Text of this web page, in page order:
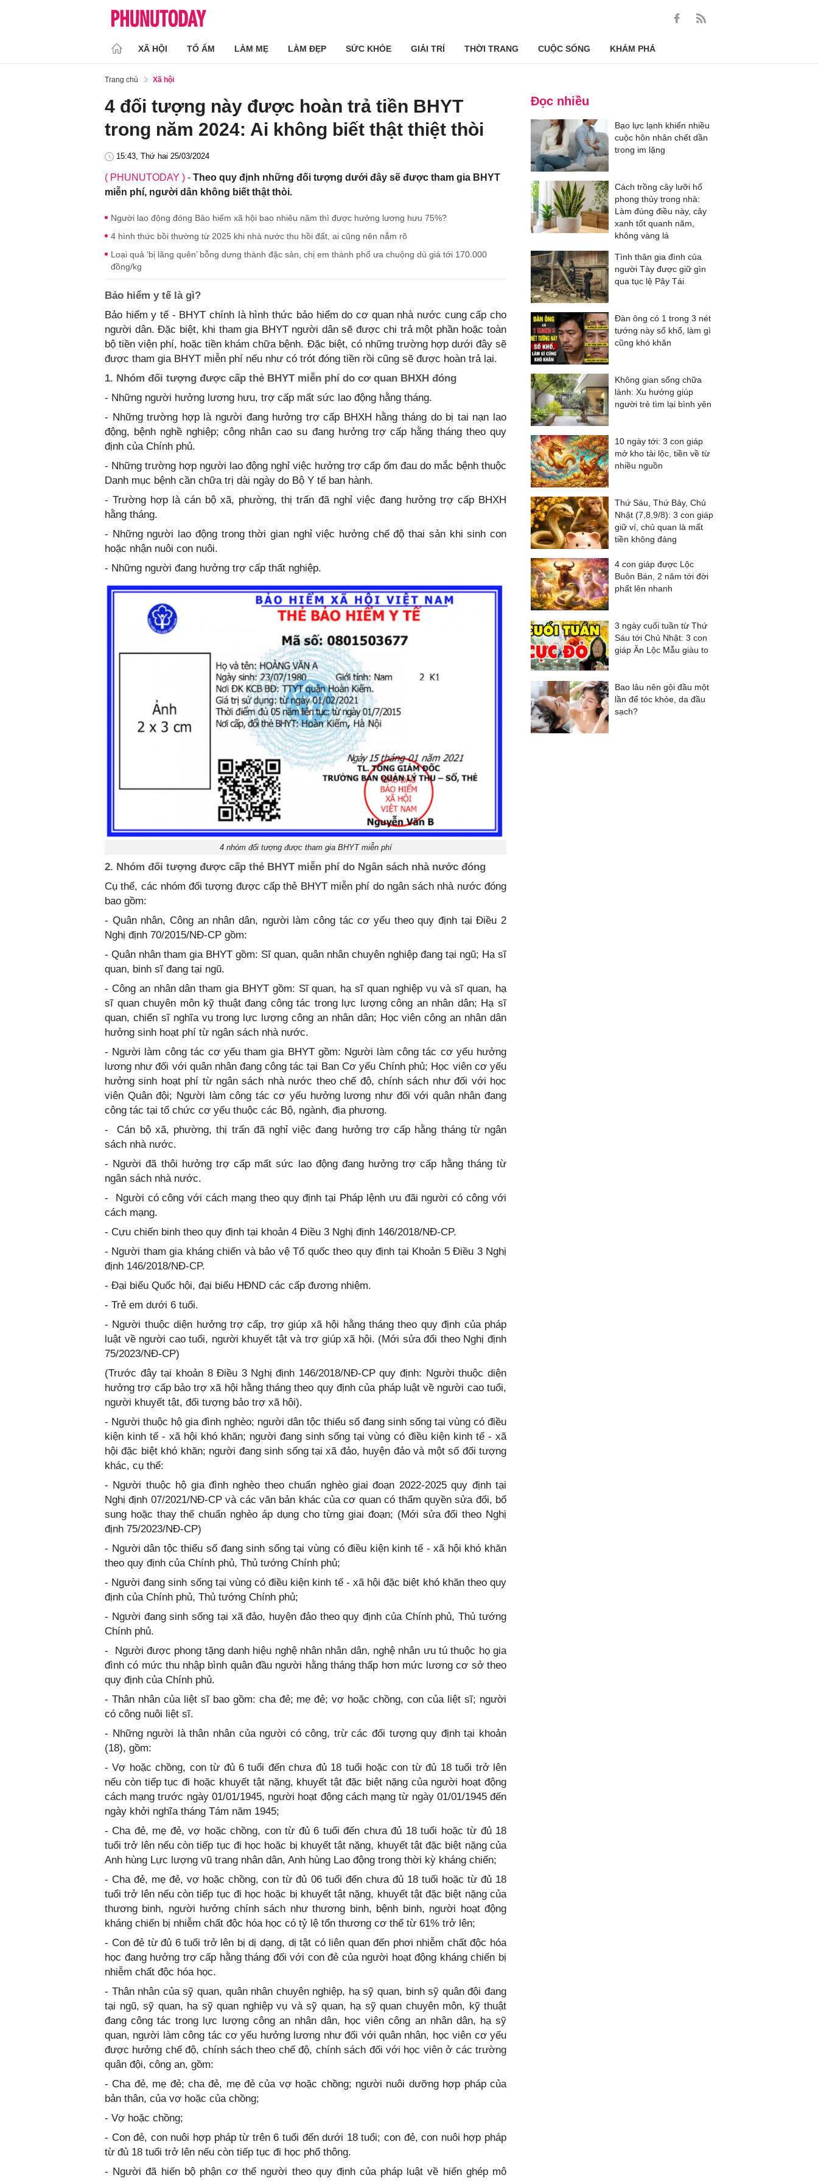
XÃ HỘI TỔ ẤM LÀM MẸ LÀM ĐẸP SỨC KHỎE GIẢI TRÍ THỜI TRANG CUỘC SỐNG KHÁM PHÁ
Trang chủ Xã hội
4 đối tượng này được hoàn trả tiền BHYT
trong năm 2024: Ai không biết thật thiệt thòi
15:43, Thứ hai 25/03/2024
( PHUNUTODAY ) - Theo quy định những đối tượng dưới đây sẽ được tham gia BHYT
miễn phí, người dân không biết thật thòi.
Người lao động đóng Bảo hiểm xã hội bao nhiêu năm thì được hưởng lương hưu 75%?
4 hình thức bồi thường từ 2025 khi nhà nước thu hồi đất, ai cũng nên nắm rõ
Loại quả ‘bị lãng quên’ bỗng dưng thành đặc sản, chị em thành phố ưa chuộng dù giá tới 170.000
đồng/kg
Bảo hiểm y tế là gì?
Bảo hiểm y tế - BHYT chính là hình thức bảo hiểm do cơ quan nhà nước cung cấp cho
người dân. Đặc biệt, khi tham gia BHYT người dân sẽ được chi trả một phần hoặc toàn
bộ tiền viện phí, hoặc tiền khám chữa bệnh. Đặc biệt, có những trường hợp dưới đây sẽ
được tham gia BHYT miễn phí nếu như có trót đóng tiền rồi cũng sẽ được hoàn trả lại.
1. Nhóm đối tượng được cấp thẻ BHYT miễn phí do cơ quan BHXH đóng
- Những người hưởng lương hưu, trợ cấp mất sức lao động hằng tháng.
- Những trường hợp là người đang hưởng trợ cấp BHXH hằng tháng do bị tai nạn lao
động, bệnh nghề nghiệp; công nhân cao su đang hưởng trợ cấp hằng tháng theo quy
định của Chính phủ.
- Những trường hợp người lao động nghỉ việc hưởng trợ cấp ốm đau do mắc bệnh thuộc
Danh mục bệnh cần chữa trị dài ngày do Bộ Y tế ban hành.
- Trường hợp là cán bộ xã, phường, thị trấn đã nghỉ việc đang hưởng trợ cấp BHXH
hằng tháng.
- Những người lao động trong thời gian nghỉ việc hưởng chế độ thai sản khi sinh con
hoặc nhận nuôi con nuôi.
- Những người đang hưởng trợ cấp thất nghiệp.
4 nhóm đối tượng được tham gia BHYT miễn phí
2. Nhóm đối tượng được cấp thẻ BHYT miễn phí do Ngân sách nhà nước đóng
Cụ thể, các nhóm đối tượng được cấp thẻ BHYT miễn phí do ngân sách nhà nước đóng
bao gồm:
- Quân nhân, Công an nhân dân, người làm công tác cơ yếu theo quy định tại Điều 2
Nghị định 70/2015/NĐ-CP gồm:
- Quân nhân tham gia BHYT gồm: Sĩ quan, quân nhân chuyên nghiệp đang tại ngũ; Hạ sĩ
quan, binh sĩ đang tại ngũ.
- Công an nhân dân tham gia BHYT gồm: Sĩ quan, hạ sĩ quan nghiệp vụ và sĩ quan, hạ
sĩ quan chuyên môn kỹ thuật đang công tác trong lực lượng công an nhân dân; Hạ sĩ
quan, chiến sĩ nghĩa vụ trong lực lượng công an nhân dân; Học viên công an nhân dân
hưởng sinh hoạt phí từ ngân sách nhà nước.
- Người làm công tác cơ yếu tham gia BHYT gồm: Người làm công tác cơ yếu hưởng
lương như đối với quân nhân đang công tác tại Ban Cơ yếu Chính phủ; Học viên cơ yếu
hưởng sinh hoạt phí từ ngân sách nhà nước theo chế độ, chính sách như đối với học
viên Quân đội; Người làm công tác cơ yếu hưởng lương như đối với quân nhân đang
công tác tại tổ chức cơ yếu thuộc các Bộ, ngành, địa phương.
- Cán bộ xã, phường, thị trấn đã nghỉ việc đang hưởng trợ cấp hằng tháng từ ngân
sách nhà nước.
- Người đã thôi hưởng trợ cấp mất sức lao động đang hưởng trợ cấp hằng tháng từ
ngân sách nhà nước.
- Người có công với cách mạng theo quy định tại Pháp lệnh ưu đãi người có công với
cách mạng.
- Cựu chiến binh theo quy định tại khoản 4 Điều 3 Nghị định 146/2018/NĐ-CP.
- Người tham gia kháng chiến và bảo vệ Tổ quốc theo quy định tại Khoản 5 Điều 3 Nghị
định 146/2018/NĐ-CP.
- Đại biểu Quốc hội, đại biểu HĐND các cấp đương nhiệm.
- Trẻ em dưới 6 tuổi.
- Người thuộc diện hưởng trợ cấp, trợ giúp xã hội hằng tháng theo quy định của pháp
luật về người cao tuổi, người khuyết tật và trợ giúp xã hội. (Mới sửa đổi theo Nghị định
75/2023/NĐ-CP)
(Trước đây tại khoản 8 Điều 3 Nghị định 146/2018/NĐ-CP quy định: Người thuộc diện
hưởng trợ cấp bảo trợ xã hội hằng tháng theo quy định của pháp luật về người cao tuổi,
người khuyết tật, đối tượng bảo trợ xã hội).
- Người thuộc hộ gia đình nghèo; người dân tộc thiểu số đang sinh sống tại vùng có điều
kiện kinh tế - xã hội khó khăn; người đang sinh sống tại vùng có điều kiện kinh tế - xã
hội đặc biệt khó khăn; người đang sinh sống tại xã đảo, huyện đảo và một số đối tượng
khác, cụ thể:
- Người thuộc hộ gia đình nghèo theo chuẩn nghèo giai đoạn 2022-2025 quy định tại
Nghị định 07/2021/NĐ-CP và các văn bản khác của cơ quan có thẩm quyền sửa đổi, bổ
sung hoặc thay thế chuẩn nghèo áp dụng cho từng giai đoạn; (Mới sửa đổi theo Nghị
định 75/2023/NĐ-CP)
- Người dân tộc thiểu số đang sinh sống tại vùng có điều kiện kinh tế - xã hội khó khăn
theo quy định của Chính phủ, Thủ tướng Chính phủ;
- Người đang sinh sống tại vùng có điều kiện kinh tế - xã hội đặc biệt khó khăn theo quy
định của Chính phủ, Thủ tướng Chính phủ;
- Người đang sinh sống tại xã đảo, huyện đảo theo quy định của Chính phủ, Thủ tướng
Chính phủ.
- Người được phong tặng danh hiệu nghệ nhân nhân dân, nghệ nhân ưu tú thuộc họ gia
đình có mức thu nhập bình quân đầu người hằng tháng thấp hơn mức lương cơ sở theo
quy định của Chính phủ.
- Thân nhân của liệt sĩ bao gồm: cha đẻ; mẹ đẻ; vợ hoặc chồng, con của liệt sĩ; người
có công nuôi liệt sĩ.
- Những người là thân nhân của người có công, trừ các đối tượng quy định tại khoản
(18), gồm:
- Vợ hoặc chồng, con từ đủ 6 tuổi đến chưa đủ 18 tuổi hoặc con từ đủ 18 tuổi trở lên
nếu còn tiếp tục đi hoặc khuyết tật nặng, khuyết tật đặc biệt nặng của người hoạt động
cách mạng trước ngày 01/01/1945, người hoạt động cách mạng từ ngày 01/01/1945 đến
ngày khởi nghĩa tháng Tám năm 1945;
- Cha đẻ, mẹ đẻ, vợ hoặc chồng, con từ đủ 6 tuổi đến chưa đủ 18 tuổi hoặc từ đủ 18
tuổi trở lên nếu còn tiếp tục đi học hoặc bị khuyết tật nặng, khuyết tật đặc biệt nặng của
Anh hùng Lực lượng vũ trang nhân dân, Anh hùng Lao động trong thời kỳ kháng chiến;
- Cha đẻ, mẹ đẻ, vợ hoặc chồng, con từ đủ 06 tuổi đến chưa đủ 18 tuổi hoặc từ đủ 18
tuổi trở lên nếu còn tiếp tục đi học hoặc bị khuyết tật nặng, khuyết tật đặc biệt nặng của
thương binh, người hưởng chính sách như thương binh, bệnh binh, người hoạt động
kháng chiến bị nhiễm chất độc hóa học có tỷ lệ tổn thương cơ thể từ 61% trở lên;
- Con đẻ từ đủ 6 tuổi trở lên bị dị dạng, dị tật có liên quan đến phơi nhiễm chất độc hóa
học đang hưởng trợ cấp hằng tháng đối với con đẻ của người hoạt động kháng chiến bị
nhiễm chất độc hóa học.
- Thân nhân của sỹ quan, quân nhân chuyên nghiệp, hạ sỹ quan, binh sỹ quân đội đang
tại ngũ, sỹ quan, hạ sỹ quan nghiệp vụ và sỹ quan, hạ sỹ quan chuyên môn, kỹ thuật
đang công tác trong lực lượng công an nhân dân, học viên công an nhân dân, hạ sỹ
quan, người làm công tác cơ yếu hưởng lương như đối với quân nhân, học viên cơ yếu
được hưởng chế độ, chính sách theo chế độ, chính sách đối với học viên ở các trường
quân đội, công an, gồm:
- Cha đẻ, mẹ đẻ; cha đẻ, mẹ đẻ của vợ hoặc chồng; người nuôi dưỡng hợp pháp của
bản thân, của vợ hoặc của chồng;
- Vợ hoặc chồng;
- Con đẻ, con nuôi hợp pháp từ trên 6 tuổi đến dưới 18 tuổi; con đẻ, con nuôi hợp pháp
từ đủ 18 tuổi trở lên nếu còn tiếp tục đi học phổ thông.
- Người đã hiến bộ phận cơ thể người theo quy định của pháp luật về hiến ghép mô
Đọc nhiều
Bạo lực lạnh khiến nhiều
cuộc hôn nhân chết dần
trong im lặng
Cách trồng cây lưỡi hổ
phong thủy trong nhà:
Làm đúng điều này, cây
xanh tốt quanh năm,
không vàng lá
Tình thân gia đình của
người Tày được giữ gìn
qua tục lệ Pây Tái
Đàn ông có 1 trong 3 nét
tướng này số khổ, làm gì
cũng khó khăn
Không gian sống chữa
lành: Xu hướng giúp
người trẻ tìm lại bình yên
10 ngày tới: 3 con giáp
mở kho tài lộc, tiền về từ
nhiều nguồn
Thứ Sáu, Thứ Bảy, Chủ
Nhật (7,8,9/8): 3 con giáp
giữ ví, chủ quan là mất
tiền không đáng
4 con giáp được Lộc
Buôn Bán, 2 năm tới đời
phất lên nhanh
3 ngày cuối tuần từ Thứ
Sáu tới Chủ Nhật: 3 con
giáp Ăn Lộc Mẫu giàu to
Bao lâu nên gội đầu một
lần để tóc khỏe, da đầu
sạch?